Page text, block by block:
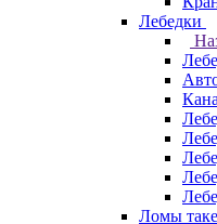
Лебедки
Ломы